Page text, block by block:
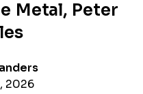
Metal, Peter
2026